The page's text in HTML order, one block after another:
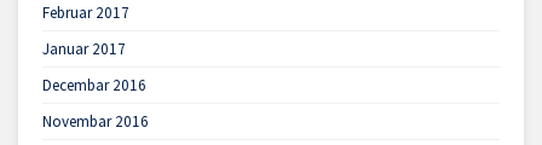
Februar 2017
Januar 2017
Decembar 2016
Novembar 2016